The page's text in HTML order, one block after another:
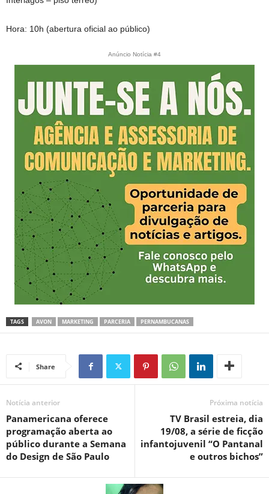
Hora: 10h (abertura oficial ao público)
Anúncio Notícia #4
TAGS AVON MARKETING PARCERIA PERNAMBUCANAS
Share
Notícia anterior
Panamericana oferece
programação aberta ao
público durante a Semana
do Design de São Paulo
Próxima notícia
TV Brasil estreia, dia
19/08, a série de ficção
infantojuvenil “O Pantanal
e outros bichos”